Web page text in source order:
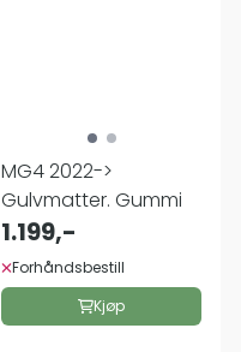
MG4 2022->
Gulvmatter. Gummi
1.199,-
Forhåndsbestill
Kjøp